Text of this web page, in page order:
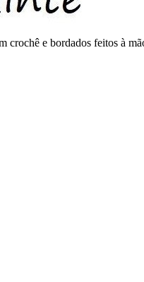
crochê e bordados feitos à